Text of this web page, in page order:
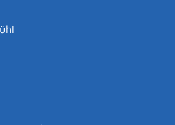
Berichte von Einzelmessungen
Baden-Württemberg